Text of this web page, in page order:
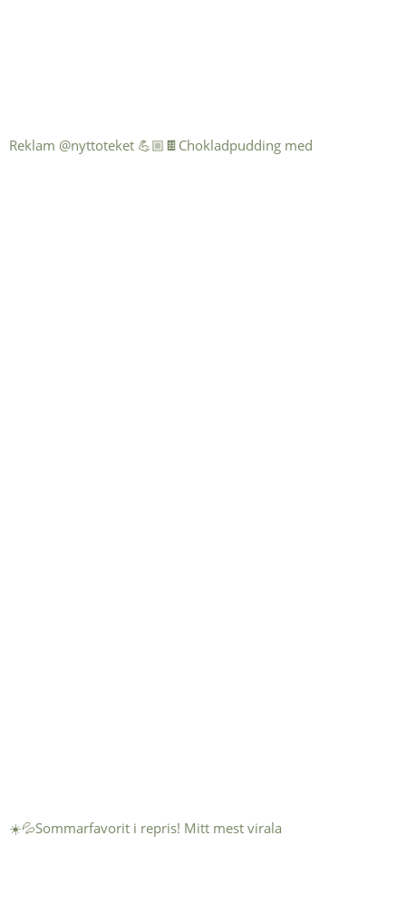
Reklam @nyttoteket 💪🏼🍫Chokladpudding med
☀️💦Sommarfavorit i repris! Mitt mest virala